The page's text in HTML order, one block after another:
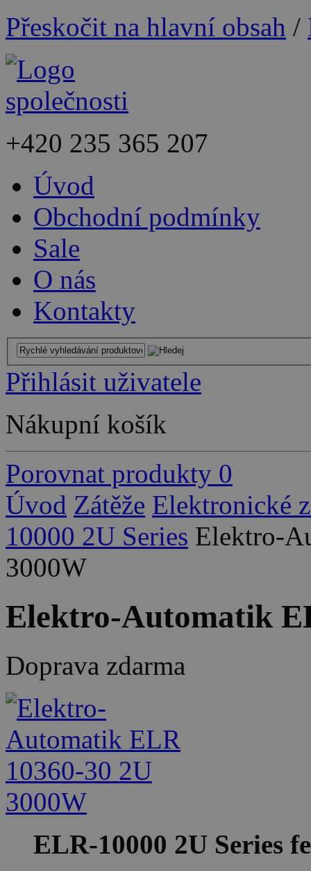
Přeskočit na hlavní obsah /
+420 235 365 207
Úvod
Obchodní podmínky
Sale
O nás
Kontakty
Přihlásit uživatele
Nákupní košík
Porovnat produkty 0
Úvod Zátěže Elektronické
10000 2U Series Elektro-
3000W
Elektro-Automatik
Doprava zdarma
ELR-10000 2U Series